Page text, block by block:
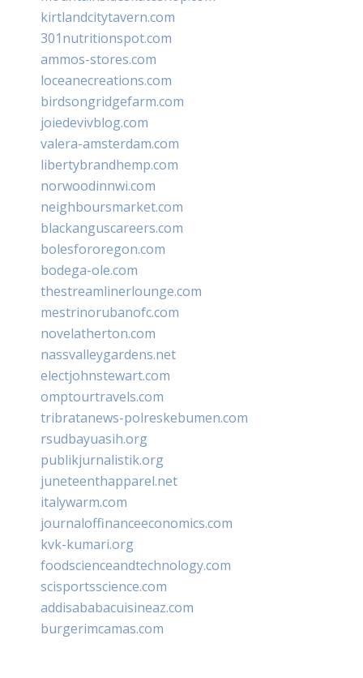
kirtlandcitytavern.com
301nutritionspot.com
ammos-stores.com
loceanecreations.com
birdsongridgefarm.com
joiedevivblog.com
valera-amsterdam.com
libertybrandhemp.com
norwoodinnwi.com
neighboursmarket.com
blackanguscareers.com
bolesfororegon.com
bodega-ole.com
thestreamlinerlounge.com
mestrinorubanofc.com
novelatherton.com
nassvalleygardens.net
electjohnstewart.com
omptourtravels.com
tribratanews-polreskebumen.com
rsudbayuasih.org
publikjurnalistik.org
juneteenthapparel.net
italywarm.com
journaloffinanceeconomics.com
kvk-kumari.org
foodscienceandtechnology.com
scisportsscience.com
addisababacuisineaz.com
burgerimcamas.com